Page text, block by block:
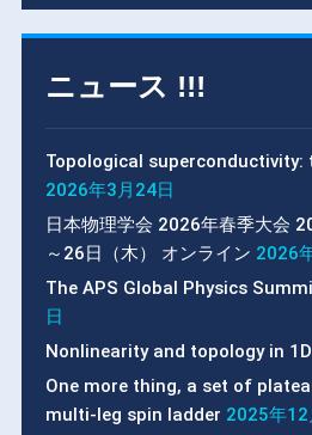
ニュース !!!
Topological superconductivity:
2026年3月24日
日本物理学会 2026年春季大会
～26日（木） オンライン 2026
The APS Global Physics
日
Nonlinearity and topology in 1D
One more thing, a set of
multi-leg spin ladder 2025年12